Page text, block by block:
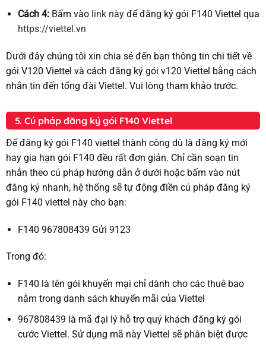
Cách 4: Bấm vào link này để đăng ký gói F140 Viettel qua
https://viettel.vn
Dưới đây chúng tôi xin chia sẻ đến bạn thông tin chi tiết về
gói V120 Viettel và cách đăng ký gói v120 Viettel bằng cách
nhắn tin đến tổng đài Viettel. Vui lòng tham khảo trước.
5. Cú pháp đăng ký gói F140 Viettel
Để đăng ký gói F140 viettel thành công dù là đăng ký mới
hay gia hạn gói F140 đều rất đơn giản. Chỉ cần soạn tin
nhắn theo cú pháp hướng dẫn ở dưới hoặc bấm vào nút
đăng ký nhanh, hệ thống sẽ tự động điền cú pháp đăng ký
gói F140 viettel này cho bạn:
F140 967808439 Gửi 9123
Trong đó:
F140 là tên gói khuyến mại chỉ dành cho các thuê bao
nằm trong danh sách khuyến mãi của Viettel
967808439 là mã đại lý hỗ trợ quý khách đăng ký gói
cước Viettel. Sử dụng mã này Viettel sẽ phân biệt được